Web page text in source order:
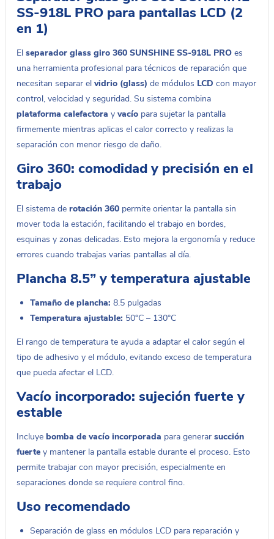
SS-918L PRO para pantallas LCD (2
en 1)
El separador glass giro 360 SUNSHINE SS-918L PRO es
una herramienta profesional para técnicos de reparación que
necesitan separar el vidrio (glass) de módulos LCD con mayor
control, velocidad y seguridad. Su sistema combina
plataforma calefactora y vacío para sujetar la pantalla
firmemente mientras aplicas el calor correcto y realizas la
separación con menor riesgo de daño.
Giro 360: comodidad y precisión en el
trabajo
El sistema de rotación 360 permite orientar la pantalla sin
mover toda la estación, facilitando el trabajo en bordes,
esquinas y zonas delicadas. Esto mejora la ergonomía y reduce
errores cuando trabajas varias pantallas al día.
Plancha 8.5” y temperatura ajustable
Tamaño de plancha: 8.5 pulgadas
Temperatura ajustable: 50°C – 130°C
El rango de temperatura te ayuda a adaptar el calor según el
tipo de adhesivo y el módulo, evitando exceso de temperatura
que pueda afectar el LCD.
Vacío incorporado: sujeción fuerte y
estable
Incluye bomba de vacío incorporada para generar succión
fuerte y mantener la pantalla estable durante el proceso. Esto
permite trabajar con mayor precisión, especialmente en
separaciones donde se requiere control fino.
Uso recomendado
Separación de glass en módulos LCD para reparación y